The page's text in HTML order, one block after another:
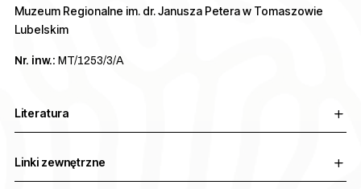
Muzeum Regionalne im. dr. Janusza Petera w Tomaszowie
Lubelskim
Nr. inw.: MT/1253/3/A
Literatura
Linki zewnętrzne